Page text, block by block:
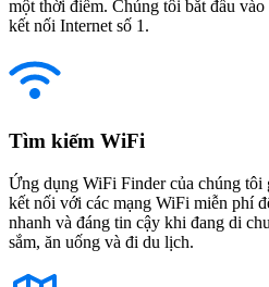
một thời điểm. Chúng tôi bắt đầu
kết nối Internet số 1.
Tìm kiếm WiFi
Ứng dụng WiFi Finder của chúng tôi
kết nối với các mạng WiFi miễn phí
nhanh và đáng tin cậy khi đang di
sắm, ăn uống và đi du lịch.